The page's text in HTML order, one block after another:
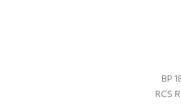
BP
RCS